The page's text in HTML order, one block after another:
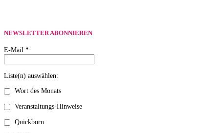
NEWSLETTER ABONNIEREN
E-Mail *
Liste(n) auswählen:
Wort des Monats
Veranstaltungs-Hinweise
Quickborn